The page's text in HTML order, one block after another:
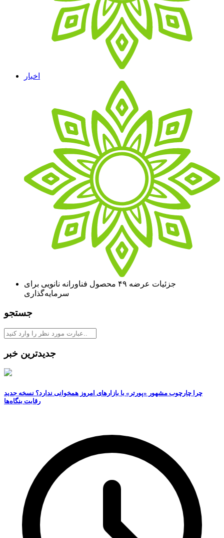
اخبار
جزئیات عرضه ۴۹ محصول فناورانه نانویی برای
سرمایه‌گذاری
جستجو
جدیدترین خبر
چرا چارچوب مشهور «پورتر» با بازارهای امروز همخوانی ندارد؟ نسخه جدید
رقابت‌ بنگاه‌ها